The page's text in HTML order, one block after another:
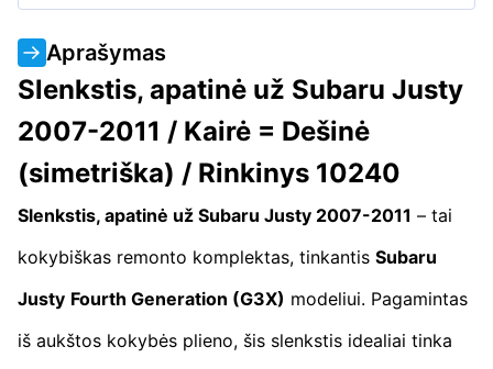
Aprašymas
Slenkstis, apatinė už Subaru Justy
2007-2011 / Kairė = Dešinė
(simetriška) / Rinkinys 10240
Slenkstis, apatinė už Subaru Justy 2007-2011 – tai
kokybiškas remonto komplektas, tinkantis Subaru
Justy Fourth Generation (G3X) modeliui. Pagamintas
iš aukštos kokybės plieno, šis slenkstis idealiai tinka